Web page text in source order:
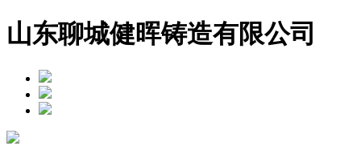
山东聊城健晖铸造有限公司